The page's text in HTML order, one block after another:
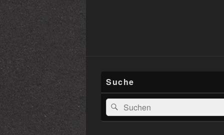
Suche
Suchen
nach:
Suchen